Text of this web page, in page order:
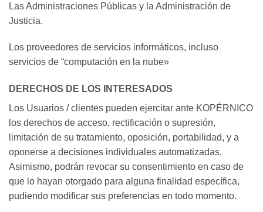
Las Administraciones Públicas y la Administración de
Justicia.
Los proveedores de servicios informáticos, incluso
servicios de “computación en la nube»
DERECHOS DE LOS INTERESADOS
Los Usuarios / clientes pueden ejercitar ante KOPÉRNICO
los derechos de acceso, rectificación o supresión,
limitación de su tratamiento, oposición, portabilidad, y a
oponerse a decisiones individuales automatizadas.
Asimismo, podrán revocar su consentimiento en caso de
que lo hayan otorgado para alguna finalidad específica,
pudiendo modificar sus preferencias en todo momento.